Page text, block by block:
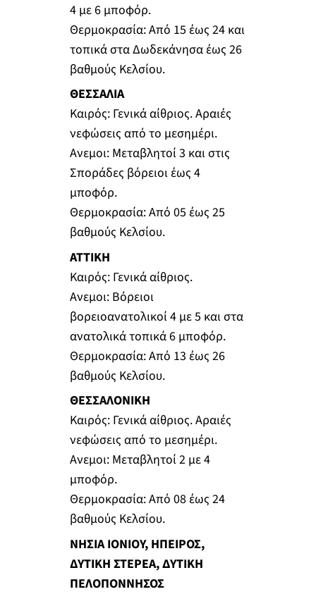
4 με 6 μποφόρ.
Θερμοκρασία: Από 15 έως 24 και
τοπικά στα Δωδεκάνησα έως 26
βαθμούς Κελσίου.
ΘΕΣΣΑΛΙΑ
Καιρός: Γενικά αίθριος. Αραιές
νεφώσεις από το μεσημέρι.
Ανεμοι: Μεταβλητοί 3 και στις
Σποράδες βόρειοι έως 4
μποφόρ.
Θερμοκρασία: Από 05 έως 25
βαθμούς Κελσίου.
ΑΤΤΙΚΗ
Καιρός: Γενικά αίθριος.
Ανεμοι: Βόρειοι
βορειοανατολικοί 4 με 5 και στα
ανατολικά τοπικά 6 μποφόρ.
Θερμοκρασία: Από 13 έως 26
βαθμούς Κελσίου.
ΘΕΣΣΑΛΟΝΙΚΗ
Καιρός: Γενικά αίθριος. Αραιές
νεφώσεις από το μεσημέρι.
Ανεμοι: Μεταβλητοί 2 με 4
μποφόρ.
Θερμοκρασία: Από 08 έως 24
βαθμούς Κελσίου.
ΝΗΣΙΑ ΙΟΝΙΟΥ, ΗΠΕΙΡΟΣ,
ΔΥΤΙΚΗ ΣΤΕΡΕΑ, ΔΥΤΙΚΗ
ΠΕΛΟΠΟΝΝΗΣΟΣ